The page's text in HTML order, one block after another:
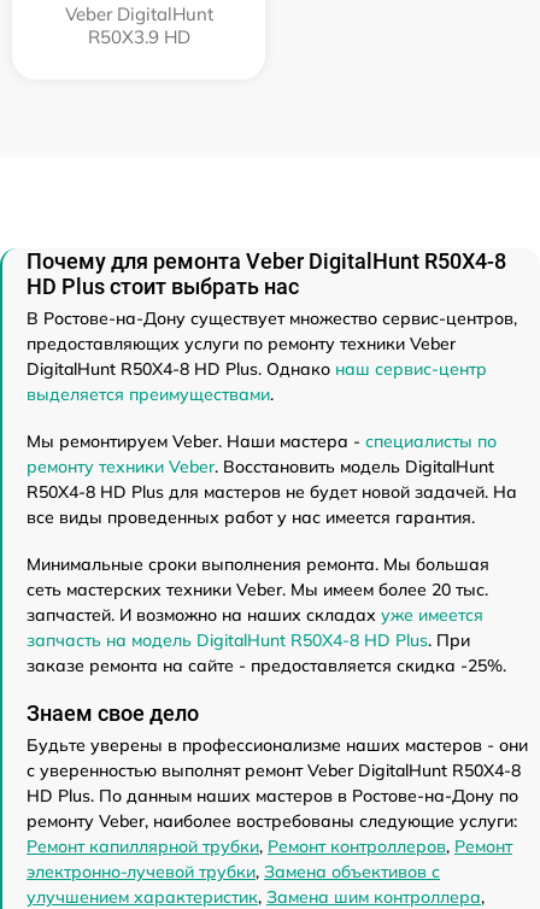
Veber DigitalHunt
R50X3.9 HD
Почему для ремонта Veber DigitalHunt R50X4-8
HD Plus стоит выбрать нас
В Ростове-на-Дону существует множество сервис-центров,
предоставляющих услуги по ремонту техники Veber
DigitalHunt R50X4-8 HD Plus. Однако наш сервис-центр
выделяется преимуществами.
Мы ремонтируем Veber. Наши мастера - специалисты по
ремонту техники Veber. Восстановить модель DigitalHunt
R50X4-8 HD Plus для мастеров не будет новой задачей. На
все виды проведенных работ у нас имеется гарантия.
Минимальные сроки выполнения ремонта. Мы большая
сеть мастерских техники Veber. Мы имеем более 20 тыс.
запчастей. И возможно на наших складах уже имеется
запчасть на модель DigitalHunt R50X4-8 HD Plus. При
заказе ремонта на сайте - предоставляется скидка -25%.
Знаем свое дело
Будьте уверены в профессионализме наших мастеров - они
с уверенностью выполнят ремонт Veber DigitalHunt R50X4-8
HD Plus. По данным наших мастеров в Ростове-на-Дону по
ремонту Veber, наиболее востребованы следующие услуги:
Ремонт капиллярной трубки, Ремонт контроллеров, Ремонт
электронно-лучевой трубки, Замена объективов с
улучшением характеристик, Замена шим контроллера,